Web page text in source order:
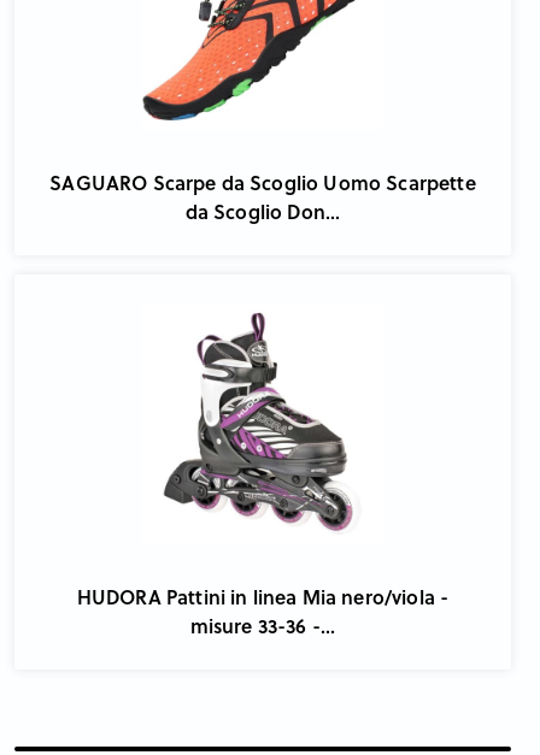
SAGUARO Scarpe da Scoglio Uomo Scarpette
da Scoglio Don...
HUDORA Pattini in linea Mia nero/viola -
misure 33-36 -...